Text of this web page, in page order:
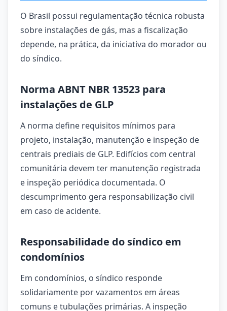
O Brasil possui regulamentação técnica robusta
sobre instalações de gás, mas a fiscalização
depende, na prática, da iniciativa do morador ou
do síndico.
Norma ABNT NBR 13523 para
instalações de GLP
A norma define requisitos mínimos para
projeto, instalação, manutenção e inspeção de
centrais prediais de GLP. Edifícios com central
comunitária devem ter manutenção registrada
e inspeção periódica documentada. O
descumprimento gera responsabilização civil
em caso de acidente.
Responsabilidade do síndico em
condomínios
Em condomínios, o síndico responde
solidariamente por vazamentos em áreas
comuns e tubulações primárias. A inspeção